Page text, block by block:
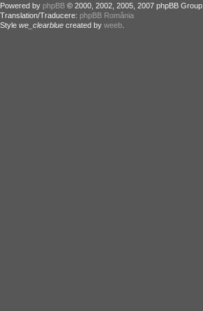
Powered by phpBB © 2000, 2002, 2005, 2007 phpBB Group.
Translation/Traducere: phpBB România
Style we_clearblue created by weeb